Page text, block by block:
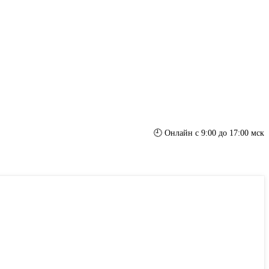
🕘 Онлайн с 9:00 до 17:00 мск